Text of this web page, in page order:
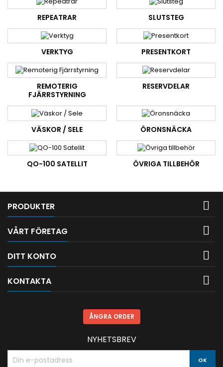
REPEATRAR SLUTSTEG
VERKTYG PRESENTKORT
REMOTERIG
FJÄRRSTYRNING
RESERVDELAR
VÄSKOR / SELE ÖRONSNÄCKA
QO-100 SATELLIT ÖVRIGA TILLBEHÖR
PRODUKTER 
VÅRT FÖRETAG 
DITT KONTO 
KONTAKTA 
ÅNGRA ORDER
NYHETSBREV